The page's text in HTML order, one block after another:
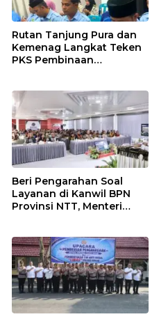
Rutan Tanjung Pura dan
Kemenag Langkat Teken
PKS Pembinaan
Beri Pengarahan Soal
Layanan di Kanwil BPN
Provinsi NTT, Menteri